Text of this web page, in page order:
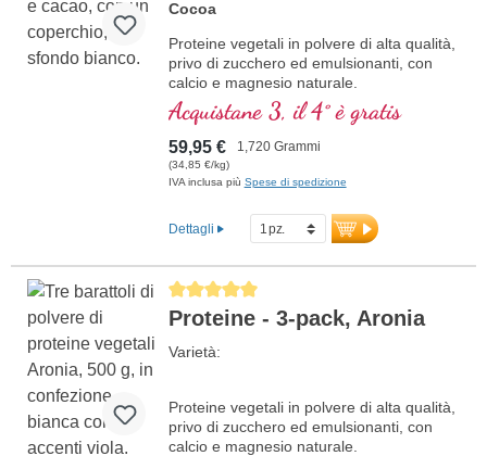
Cocoa
Proteine vegetali in polvere di alta qualità,
privo di zucchero ed emulsionanti, con
calcio e magnesio naturale.
Acquistane 3, il 4° è gratis
59,95 € 1,720 Grammi
(34,85 €/kg)
IVA inclusa più Spese di spedizione
Dettagli
Average rating of 5 out of 5 stars
Proteine - 3-pack, Aronia
Varietà:
Proteine vegetali in polvere di alta qualità,
privo di zucchero ed emulsionanti, con
calcio e magnesio naturale.